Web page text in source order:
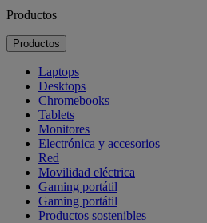
Productos
Productos
Laptops
Desktops
Chromebooks
Tablets
Monitores
Electrónica y accesorios
Red
Movilidad eléctrica
Gaming portátil
Gaming portátil
Productos sostenibles